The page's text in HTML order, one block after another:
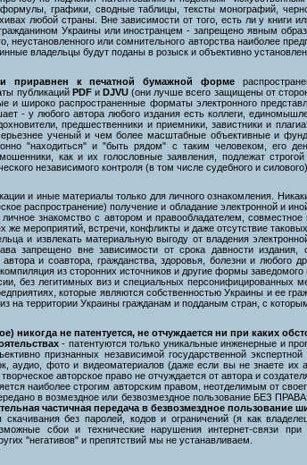
графики, сводные таблицы, тексты монографий,
любой страны. Вне зависимости от того, есть ли у книги
Украины или иностранцем - запрещено явным
или сомнительного авторства наиболее
владельцы будут поданы в розыск и объективно
приравнен к печатной бумажной форме
публикаций PDFиDJVU (они лучше всего защищены от
и широко распространенные форматы электронного
- у любого автора любого издания есть коллеги,
предшественники и приемники, завистники и
ученый и чем более масштабные объективные и
"находиться" и "быть рядом" с таким человеком, его
как и их голословные заявления, подлежат
независимого контроля (в том числе судебного и силового).
и иные материалы только для личного ознакомления.
распространение) получение и обладание электронной и
знакомство с автором и правообладателем,
же мероприятий, встречи, конфликты и даже отсутствие
и извлекать материальную выгоду от владения
запрещено вне зависимости от срока давности издания,
и соавтора, гражданства, здоровья, болезни и любого
из сторонних источников и другие формы
без легитимных виз и специальных персонифицированных
которые являются собственностью Украины и ее
на территории Украины гражданам и подданым стран, с
никогда не патентуется, не отчуждается ни при каких
- патентуются только уникальные инженерные и
признанных независимой государственной
аудио, фото и видеоматериалов (даже если вы не знаете их
авторское право не отчуждается от автора и
наиболее строгим авторским правом, неотделимым от
в возмездное или безвозмездное пользование БЕЗ
частичная передача в безвозмездное пользование
без паролей, кодов и ограничений (я как
сбои и технические нарушения интернет-связи
"негативов" и препятствий мы не устанавливаем.